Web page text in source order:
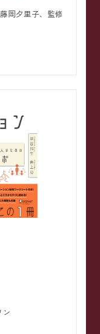
岡夕里子、監修
ン